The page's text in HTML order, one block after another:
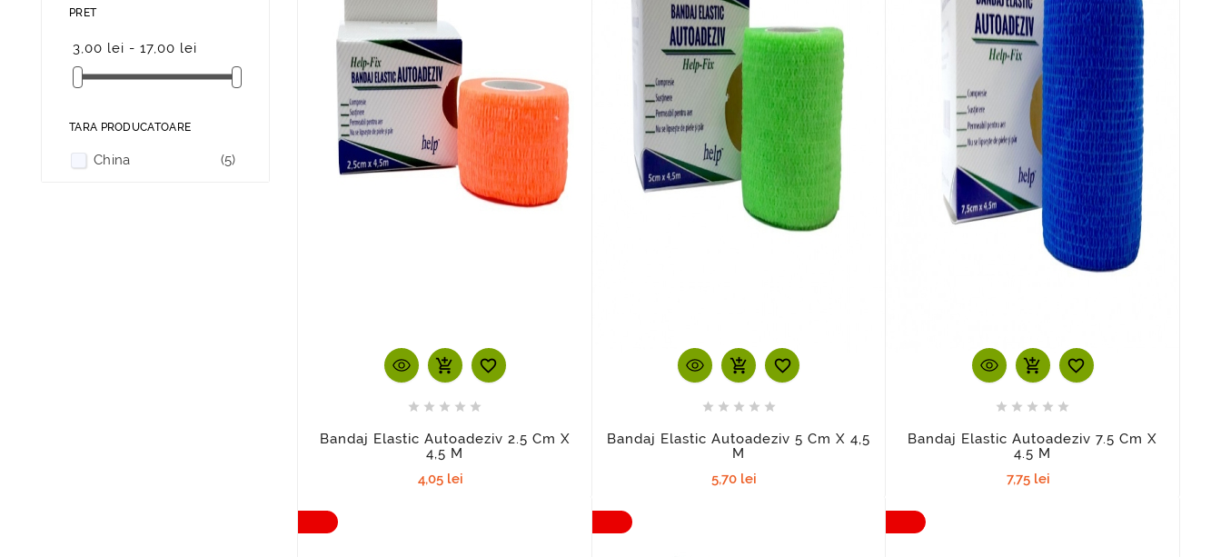
PRET
3,00 lei - 17,00 lei
TARA PRODUCATOARE
China (5)
add_shopping_cart 
    
Bandaj Elastic Autoadeziv 2.5 Cm X
4,5 M
4,05 lei
add_shopping_cart 
    
Bandaj Elastic Autoadeziv 5 Cm X 4,5
M
5,70 lei
add_shopping_cart 
    
Bandaj Elastic Autoadeziv 7.5 Cm X
4.5 M
7,75 lei